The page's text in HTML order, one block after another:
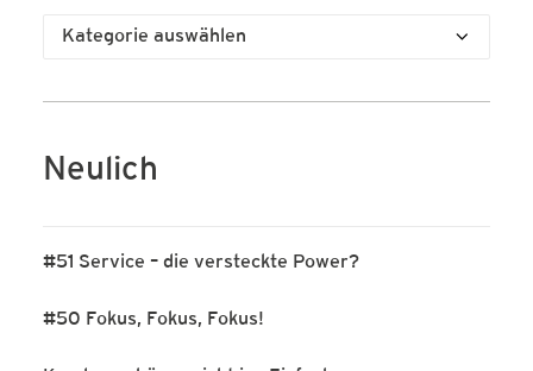
Kategorien
Neulich
#51 Service – die versteckte Power?
#50 Fokus, Fokus, Fokus!